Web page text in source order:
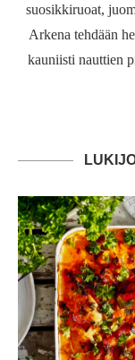
suosikkiruoat,
Arkena tehdään
kauniisti nauttien